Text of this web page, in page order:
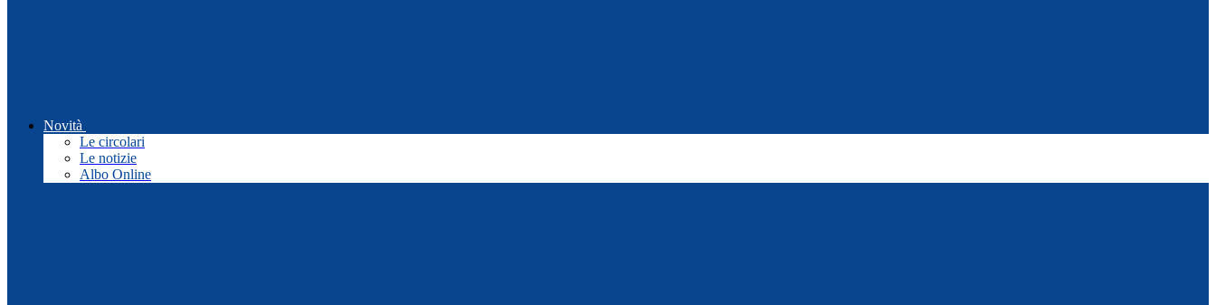
Novità
Le circolari
Le notizie
Albo Online